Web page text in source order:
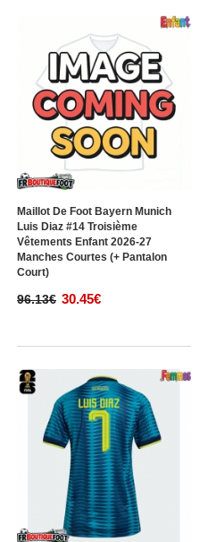
Maillot De Foot Bayern Munich
Luis Diaz #14 Troisième
Vêtements Enfant 2026-27
Manches Courtes (+ Pantalon
Court)
96.13€ 30.45€